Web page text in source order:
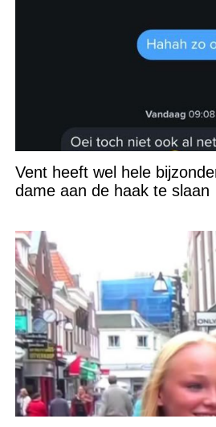
Vent heeft wel hele
dame aan de haak te slaan